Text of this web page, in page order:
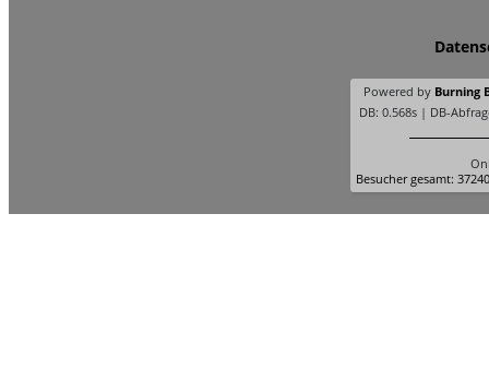
Powered by Burning
DB: 0.568s | DB-
Besucher gesamt: